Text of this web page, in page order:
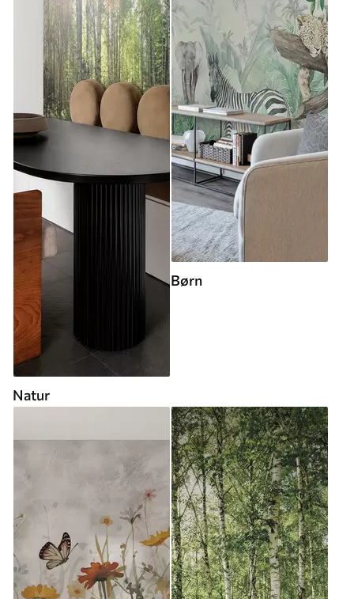
Natur
Børn